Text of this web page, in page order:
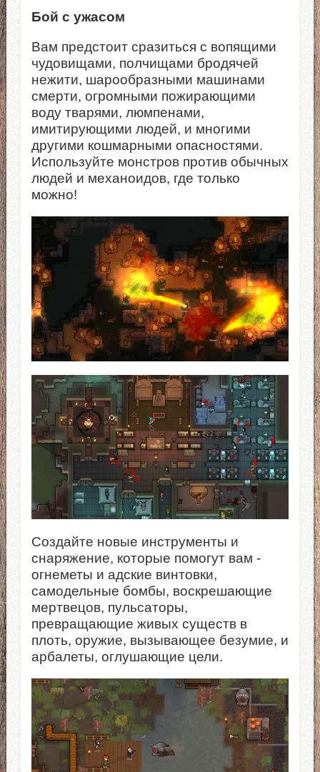
Бой с ужасом
Вам предстоит сразиться с вопящими
чудовищами, полчищами бродячей
нежити, шарообразными машинами
смерти, огромными пожирающими
воду тварями, люмпенами,
имитирующими людей, и многими
другими кошмарными опасностями.
Используйте монстров против обычных
людей и механоидов, где только
можно!
Создайте новые инструменты и
снаряжение, которые помогут вам -
огнеметы и адские винтовки,
самодельные бомбы, воскрешающие
мертвецов, пульсаторы,
превращающие живых существ в
плоть, оружие, вызывающее безумие, и
арбалеты, оглушающие цели.